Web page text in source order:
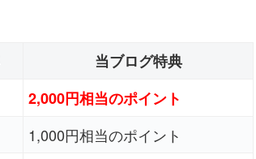
当ブログ特典
2,000円相当のポイント
1,000円相当のポイント